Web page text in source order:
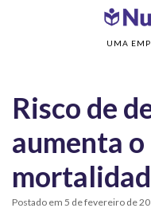
UMA
Nutrição no Idoso>
Risco de
aumenta
Postado em 5 de fevereiro de